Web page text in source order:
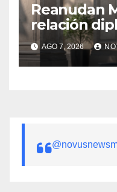
Reanudan
relación
AGO 7, 2026